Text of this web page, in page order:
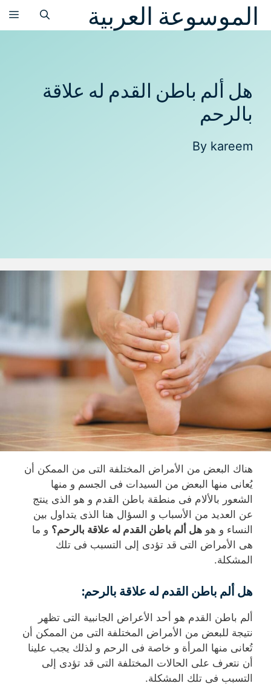
انتقلالموسوعة العربية
هل ألم باطن القدم له علاقة
بالرحم
By kareem
هناك البعض من الأمراض المختلفة التى من الممكن أن
يُعانى منها البعض من السيدات فى الجسم و منها
الشعور بالألام فى منطقة باطن القدم و هو الذى ينتج
عن العديد من الأسباب و السؤال هنا الذى يتداول بين
النساء و هو هل ألم باطن القدم له علاقة بالرحم؟ و ما
هى الأمراض التى قد تؤدى إلى التسبب فى تلك
المشكلة.
هل ألم باطن القدم له علاقة بالرحم:
ألم باطن القدم هو أحد الأعراض الجانبية التى تظهر
نتيجة للبعض من الأمراض المختلفة التى من الممكن أن
تُعانى منها المرأة و خاصة فى الرحم و لذلك يجب علينا
أن نتعرف على الحالات المختلفة التى قد تؤدى إلى
التسبب فى تلك المشكلة.